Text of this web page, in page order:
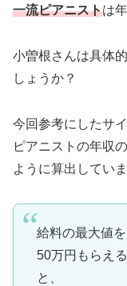
一流ピアニストは
小曽根さんは具体
しょうか？
今回参考にしたサ
ピアニストの年収
ように算出していま
給料の最大値
50万円もらえ
と、